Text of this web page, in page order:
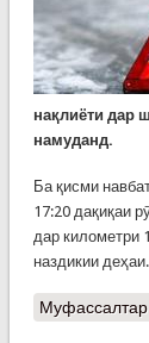
нақлиёти дар
намуданд.
Ба қисми
17:20 дақиқаи
дар километри
наздикии
Муфассалтар